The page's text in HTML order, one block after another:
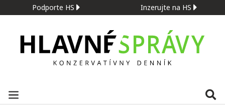
Podporte HS Inzerujte na HS